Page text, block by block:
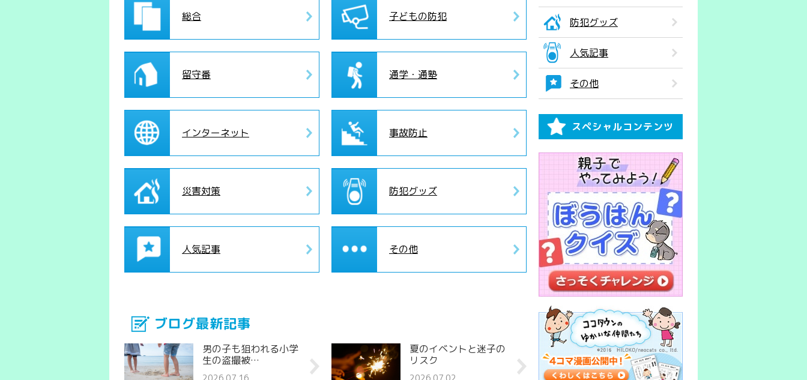
総合 子どもの防犯
留守番 通学・通塾
インターネット 事故防止
災害対策 防犯グッズ
人気記事 その他
ブログ最新記事
男の子も狙われる小学
生の盗撮被…
夏のイベントと迷子の
リスク
防犯グッズ
人気記事
その他
スペシャルコンテンツ